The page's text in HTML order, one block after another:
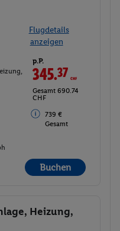
Flugdetails
anzeigen
p.P.
345.37CHF
Gesamt 690.74
CHF
739 €
Gesamt
Buchen
Heizung,